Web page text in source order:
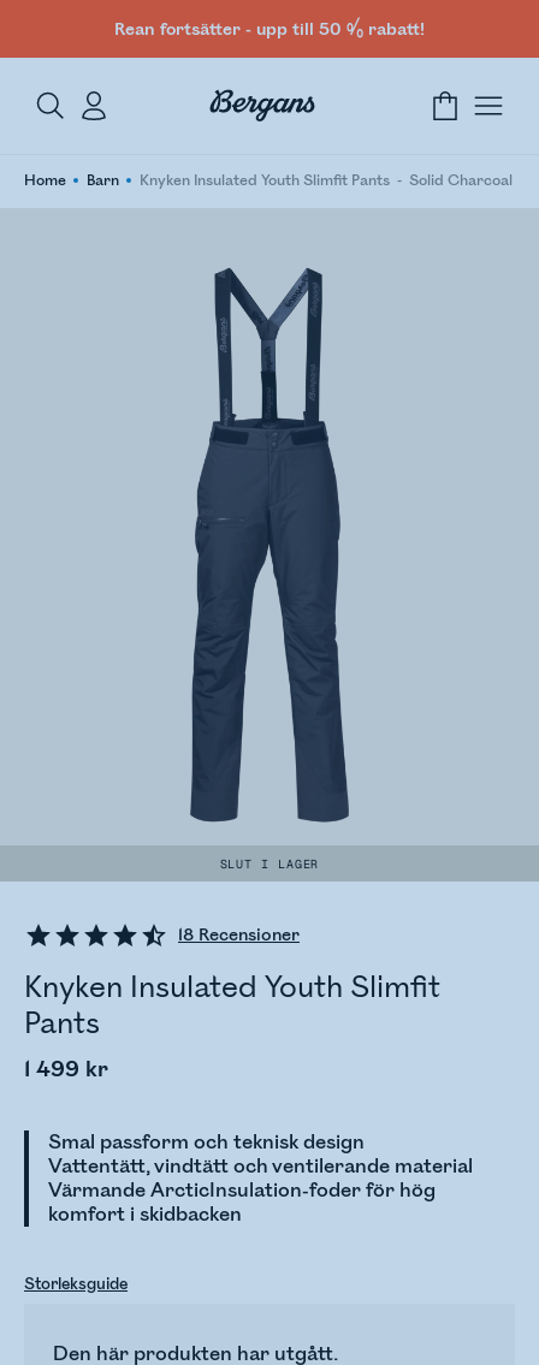
Rean fortsätter - upp till 50 % rabatt!
Home Barn Knyken Insulated Youth Slimfit Pants Solid Charcoal
SLUT I LAGER
18 Recensioner
Knyken Insulated Youth Slimfit
Pants
1 499 kr
Smal passform och teknisk design
Vattentätt, vindtätt och ventilerande material
Värmande ArcticInsulation-foder för hög
komfort i skidbacken
Storleksguide
Den här produkten har utgått.